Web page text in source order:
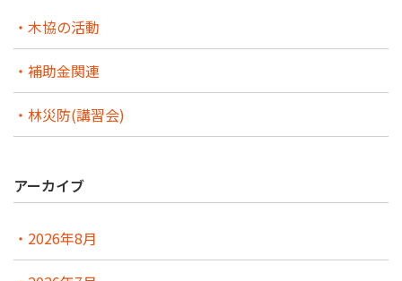
木協の活動
補助金関連
林災防(講習会)
アーカイブ
2026年8月